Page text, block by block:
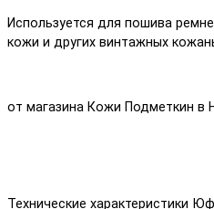
Используется для пошива
кожи и других винтажных
от магазина Кожи Подметкин в
Технические характеристики